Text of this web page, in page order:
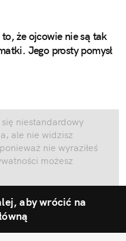
że ojcowie nie są tak
Jego prosty pomysł
niestandardowy
ale nie widzisz
nie wyraziłeś
możesz
aby wrócić na